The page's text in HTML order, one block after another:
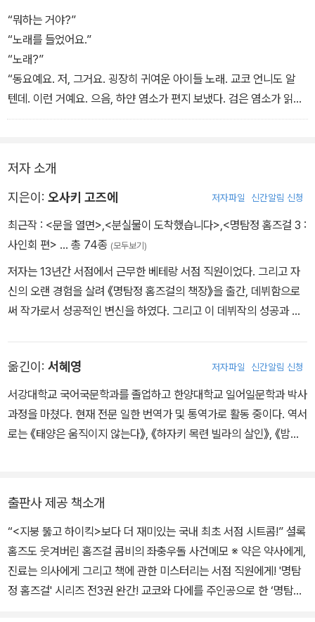
습니까? 녀석은 나한테 도전을 한 겁니다. 요전번 사인회에서는 누군
지 알아내지 못해서 실패로 끝났습니다. 그걸 놓고 나를 얼마나 조롱
하던지. 악의에 차서 빈정대더군요. 분했어요. 지금도 냉정을 유지하
기 힘들어요. 그런 경험을 더는 하고 싶지 않아요. 하지만 사인회야말
로 녀석을 잡을 절호의 찬스이기도 하니. 나는 어떻게 해서라도 이 게
임에서 이기고 싶어요. 이겨서 이번에야말로 무슨 일이 있더라도 결
_pp. 188-189 <사인회는 어떠세요?> 중에서
“뭐하는 거야?”
“노래를 들었어요.”
“노래?”
“동요예요. 저, 그거요. 굉장히 귀여운 아이들 노래. 교코 언니도 알
텐데. 이런 거예요. 으음, 하얀 염소가 편지 보냈다. 검은 염소가 읽지
않고 먹었다. 할 수 없어서……”
“이 노래를 매장에서 들었어요. 그래서 말인데요, 없어진 게 하얀 봉
투라면 편지 같았겠구나 싶어서.”
_p. 272 <염소 씨가 잃어버린 물건> 중에서
저자 소개
지은이: 오사키 고즈에 저자파일 신간알림 신청
최근작 : <문을 열면>,<분실물이 도착했습니다>,<명탐정 홈즈걸 3 :
사인회 편> … 총 74종 (모두보기)
저자는 13년간 서점에서 근무한 베테랑 서점 직원이었다. 그리고 자
신의 오랜 경험을 살려 《명탐정 홈즈걸의 책장》을 출간, 데뷔함으로
써 작가로서 성공적인 변신을 하였다. 그리고 이 데뷔작의 성공과 인
사건으로 시작되지만, 서점과 책을 사랑하는 따뜻한 마음과 더불어
어딘가 그리운 듯한 분위기를 느낄 수 있어 보통의 미스터리 소설과
는 다른 느낌을 전해준다. 1권 《명탐정 홈즈걸의 책장》과 3권 《명탐
정 홈즈걸의 사인회는 어떠세요》는 저자와 마찬가지로 서점 직원 출
노우후레이크》《여름의 고래》《천재탐정 SEN》 시리즈 등을 집필하
였다. 현재 가나가와 현에서 남편과 두 아이와 함께 살고 있다.
옮긴이: 서혜영 저자파일 신간알림 신청
서강대학교 국어국문학과를 졸업하고 한양대학교 일어일문학과 박사
과정을 마쳤다. 현재 전문 일한 번역가 및 통역가로 활동 중이다. 역서
로는 《태양은 움직이지 않는다》, 《하자키 목련 빌라의 살인》, 《밤은
《소리나는 모래 위를 걷는 개》, 《하노이의 탑》, 《열심히 하지 않습니
다》 등이 있다.
출판사 제공 책소개
“<지붕 뚫고 하이킥>보다 더 재미있는 국내 최초 서점 시트콤!” 셜록
홈즈도 웃겨버린 홈즈걸 콤비의 좌충우돌 사건메모 ※ 약은 약사에게,
진료는 의사에게 그리고 책에 관한 미스터리는 서점 직원에게! '명탐
정 홈즈걸' 시리즈 전3권 완간! 교코와 다에를 주인공으로 한 ‘명탐정